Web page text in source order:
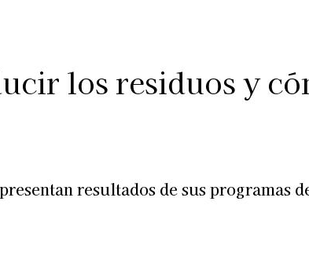
los residuos y
resultados de sus programas